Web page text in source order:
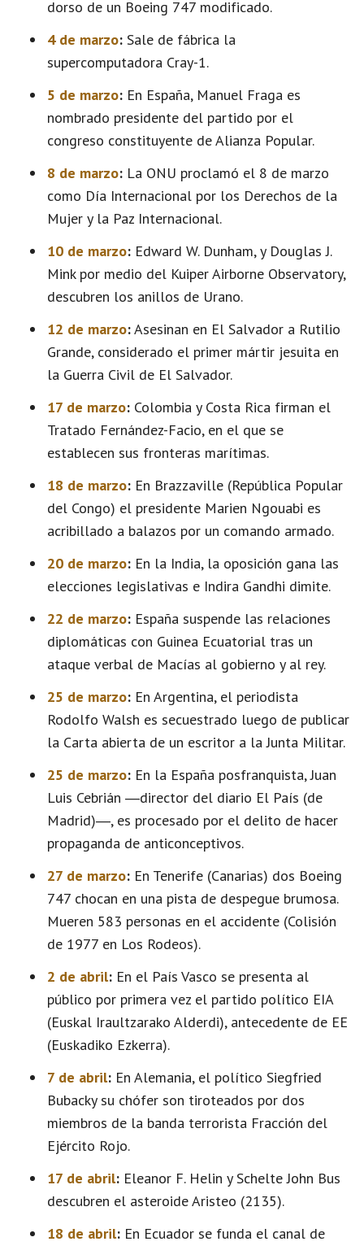
dorso de un Boeing 747 modificado.
4 de marzo: Sale de fábrica la
supercomputadora Cray-1.
5 de marzo: En España, Manuel Fraga es
nombrado presidente del partido por el
congreso constituyente de Alianza Popular.
8 de marzo: La ONU proclamó el 8 de marzo
como Día Internacional por los Derechos de la
Mujer y la Paz Internacional.
10 de marzo: Edward W. Dunham, y Douglas J.
Mink por medio del Kuiper Airborne Observatory,
descubren los anillos de Urano.
12 de marzo:Asesinan en El Salvador a Rutilio
Grande, considerado el primer mártir jesuita en
la Guerra Civil de El Salvador.
17 de marzo: Colombia y Costa Rica firman el
Tratado Fernández-Facio, en el que se
establecen sus fronteras marítimas.
18 de marzo: En Brazzaville (República Popular
del Congo) el presidente Marien Ngouabi es
acribillado a balazos por un comando armado.
20 de marzo: En la India, la oposición gana las
elecciones legislativas e Indira Gandhi dimite.
22 de marzo: España suspende las relaciones
diplomáticas con Guinea Ecuatorial tras un
ataque verbal de Macías al gobierno y al rey.
25 de marzo: En Argentina, el periodista
Rodolfo Walsh es secuestrado luego de publicar
la Carta abierta de un escritor a la Junta Militar.
25 de marzo: En la España posfranquista, Juan
Luis Cebrián ―director del diario El País (de
Madrid)―, es procesado por el delito de hacer
propaganda de anticonceptivos.
27 de marzo: En Tenerife (Canarias) dos Boeing
747 chocan en una pista de despegue brumosa.
Mueren 583 personas en el accidente (Colisión
de 1977 en Los Rodeos).
2 de abril: En el País Vasco se presenta al
público por primera vez el partido político EIA
(Euskal Iraultzarako Alderdi), antecedente de EE
(Euskadiko Ezkerra).
7 de abril: En Alemania, el político Siegfried
Bubacky su chófer son tiroteados por dos
miembros de la banda terrorista Fracción del
Ejército Rojo.
17 de abril: Eleanor F. Helin y Schelte John Bus
descubren el asteroide Aristeo (2135).
18 de abril: En Ecuador se funda el canal de